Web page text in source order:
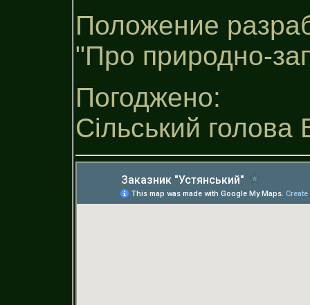
Положение
"Про природно-
Погоджено:
Сільський голова